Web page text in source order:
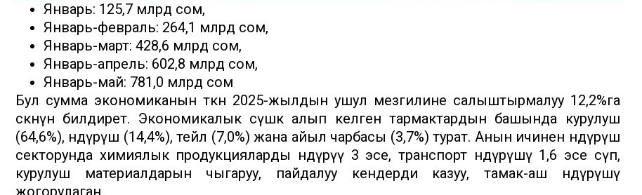
Январь: 125,7 млрд сом,
Январь-февраль: 264,1 млрд сом,
Январь-март: 428,6 млрд сом,
Январь-апрель: 602,8 млрд сом,
Январь-май: 781,0 млрд сом
Бул сумма экономиканын өткөн 2025-жылдын ушул мезгилине салыштырмалуу 12,2%га
өскөнүн билдирет. Экономикалык өсүшкө алып келген тармактардын башында курулуш
(64,6%), өндүрүш (14,4%), тейлөө (7,0%) жана айыл чарбасы (3,7%) турат. Анын ичинен өндүрүш
секторунда химиялык продукцияларды өндүрүү 3 эсе, транспорт өндүрүшү 1,6 эсе өсүп,
курулуш материалдарын чыгаруу, пайдалуу кендерди казуу, тамак-аш өндүрүшү